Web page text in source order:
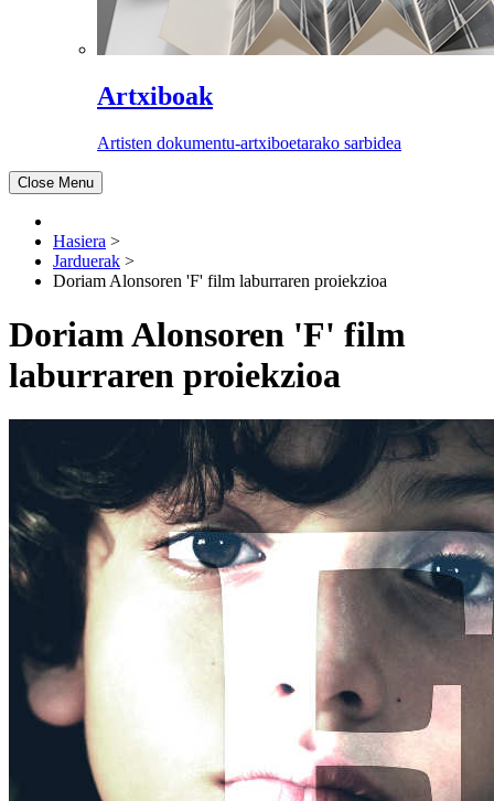
Artxiboak
Artisten dokumentu-artxiboetarako sarbidea
Close Menu
Hasiera >
Jarduerak >
Doriam Alonsoren 'F' film laburraren proiekzioa
Doriam Alonsoren 'F' film
laburraren proiekzioa